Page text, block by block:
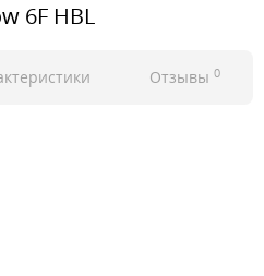
6F HBL
Отзывы 0